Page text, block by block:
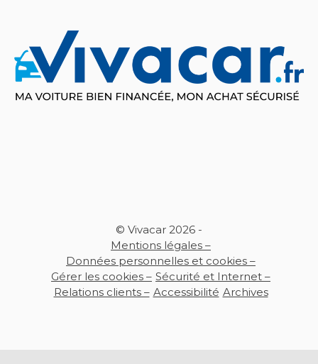
© Vivacar 2026 -
Mentions légales –
Données personnelles et cookies –
Gérer les cookies – Sécurité et Internet –
Relations clients – Accessibilité Archives